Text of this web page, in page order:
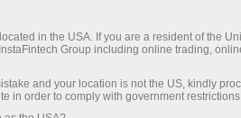
in the USA. If you are a resident of the
Group including online trading,
and your location is not the US, kindly
in order to comply with government